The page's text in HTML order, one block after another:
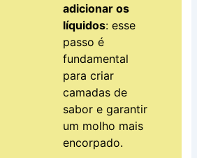
adicionar os
líquidos: esse
passo é
fundamental
para criar
camadas de
sabor e garantir
um molho mais
encorpado.